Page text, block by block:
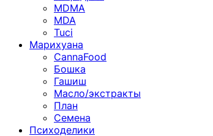
MDMA
MDA
Tuci
Марихуана
CannaFood
Бошка
Гашиш
Масло/экстракты
План
Семена
Психоделики